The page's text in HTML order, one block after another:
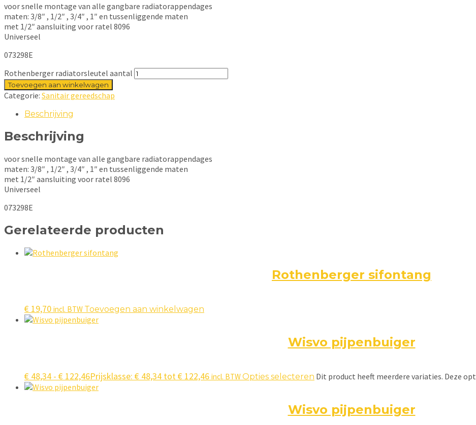
voor snelle montage van alle gangbare radiatorappendages
maten: 3/8″ , 1/2″ , 3/4″ , 1″ en tussenliggende maten
met 1/2″ aansluiting voor ratel 8096
Universeel
073298E
Rothenberger radiatorsleutel aantal
Toevoegen aan winkelwagen
Categorie: Sanitair gereedschap
Beschrijving
Beschrijving
voor snelle montage van alle gangbare radiatorappendages
maten: 3/8″ , 1/2″ , 3/4″ , 1″ en tussenliggende maten
met 1/2″ aansluiting voor ratel 8096
Universeel
073298E
Gerelateerde producten
Rothenberger sifontang
€ 19,70 incl. BTW Toevoegen aan winkelwagen
Wisvo pijpenbuiger
€ 48,34 - € 122,46Prijsklasse: € 48,34 tot € 122,46 incl. BTWOpties selecteren Dit product heeft meerdere variaties. Deze
Wisvo pijpenbuiger